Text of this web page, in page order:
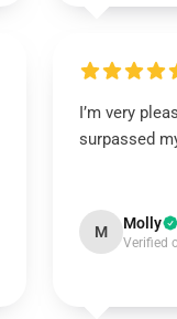
I’m very
surpassed
M Molly
Verified